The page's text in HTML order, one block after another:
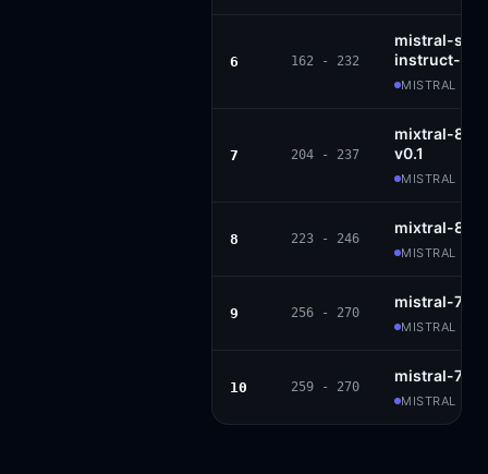
6 162 - 232
mistral-
instruct-
MISTRAL ·
7 204 - 237
mixtral-
v0.1
MISTRAL ·
8 223 - 246
mixtral-
MISTRAL ·
9 256 - 270
mistral-7b-
MISTRAL ·
10 259 - 270
mistral-7b-
MISTRAL ·